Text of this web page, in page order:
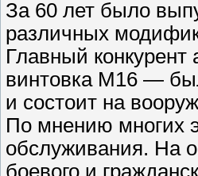
За 60 лет было
различных
Главный
винтовка М16 —
и состоит на
По мнению многих
обслуживания. На
боевого и